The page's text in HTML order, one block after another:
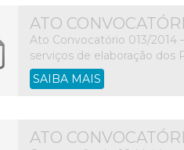
ATO
Ato Convocatório 013/2014
serviços de elaboração dos
SAIBA MAIS
ATO